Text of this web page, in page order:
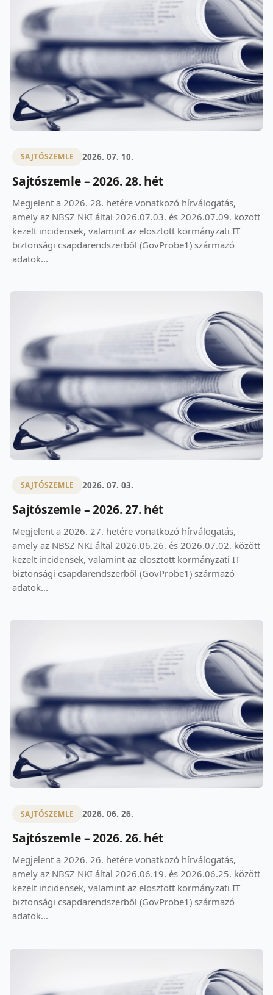
SAJTÓSZEMLE 2026. 07. 10.
Sajtószemle – 2026. 28. hét
Megjelent a 2026. 28. hetére vonatkozó hírválogatás,
amely az NBSZ NKI által 2026.07.03. és 2026.07.09. között
kezelt incidensek, valamint az elosztott kormányzati IT
biztonsági csapdarendszerből (GovProbe1) származó
adatok...
SAJTÓSZEMLE 2026. 07. 03.
Sajtószemle – 2026. 27. hét
Megjelent a 2026. 27. hetére vonatkozó hírválogatás,
amely az NBSZ NKI által 2026.06.26. és 2026.07.02. között
kezelt incidensek, valamint az elosztott kormányzati IT
biztonsági csapdarendszerből (GovProbe1) származó
adatok...
SAJTÓSZEMLE 2026. 06. 26.
Sajtószemle – 2026. 26. hét
Megjelent a 2026. 26. hetére vonatkozó hírválogatás,
amely az NBSZ NKI által 2026.06.19. és 2026.06.25. között
kezelt incidensek, valamint az elosztott kormányzati IT
biztonsági csapdarendszerből (GovProbe1) származó
adatok...